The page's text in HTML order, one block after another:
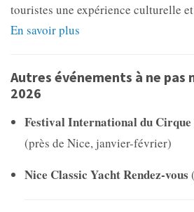
touristes une expérience culturelle
En savoir plus
Autres événements à ne pas
2026
Festival International du
(près de Nice, janvier-février)
Nice Classic Yacht Rendez-vous